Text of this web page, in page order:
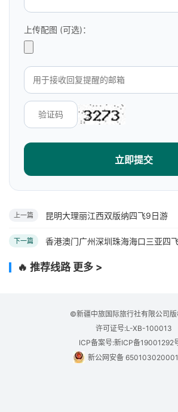
上传配图 (可选)：
立即提交
上一篇 昆明大理丽江西双版纳四飞9日游
下一篇 香港澳门广州深圳珠海海口三亚四
🔥 推荐线路 更多 >
©新疆中旅国际旅行社有限公司版
许可证号:L-XB-100013
ICP备案号:新ICP备19001292
新公网安备